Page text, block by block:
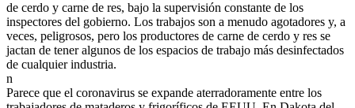
de cerdo y carne de res, bajo la supervisión constante de los
inspectores del gobierno. Los trabajos son a menudo agotadores y, a
veces, peligrosos, pero los productores de carne de cerdo y res se
jactan de tener algunos de los espacios de trabajo más desinfectados
de cualquier industria.
n
Parece que el coronavirus se expande aterradoramente entre los